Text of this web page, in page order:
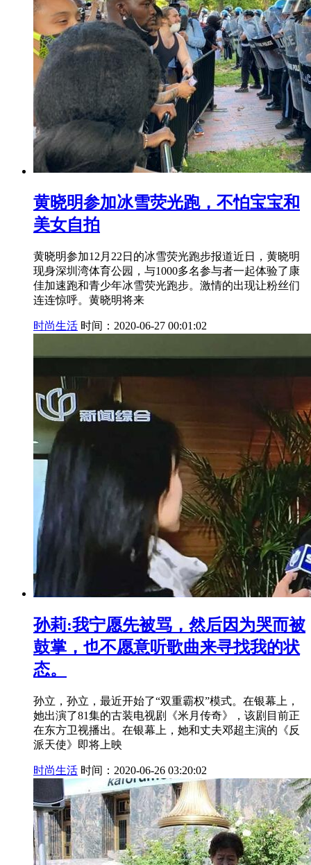
黄晓明参加冰雪荧光跑，不怕宝宝和
美女自拍
黄晓明参加12月22日的冰雪荧光跑步报道近日，黄晓明
现身深圳湾体育公园，与1000多名参与者一起体验了康
佳加速跑和青少年冰雪荧光跑步。激情的出现让粉丝们
连连惊呼。黄晓明将来
时尚生活 时间：2020-06-27 00:01:02
孙莉:我宁愿先被骂，然后因为哭而被
鼓掌，也不愿意听歌曲来寻找我的状
态。
孙立，孙立，最近开始了“双重霸权”模式。在银幕上，
她出演了81集的古装电视剧《米月传奇》，该剧目前正
在东方卫视播出。在银幕上，她和丈夫邓超主演的《反
派天使》即将上映
时尚生活 时间：2020-06-26 03:20:02